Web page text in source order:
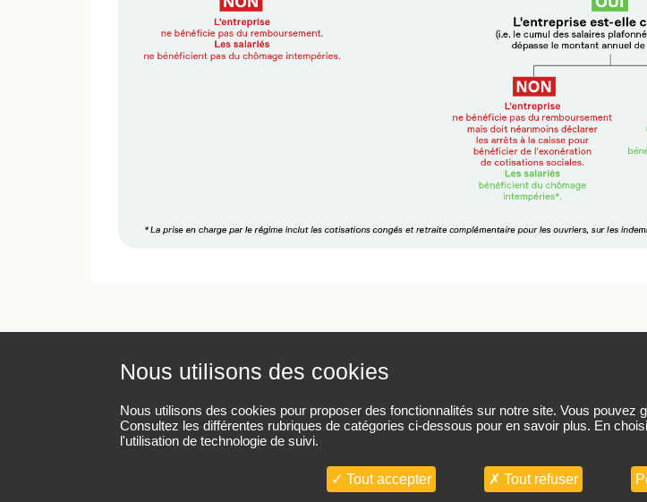
Nous utilisons des cookies
Nous utilisons des cookies pour proposer des fonctionnalités sur notre site. Vous pouvez
Consultez les différentes rubriques de catégories ci-dessous pour en savoir plus. En
l'utilisation de technologie de suivi.
Tout accepter Tout refuser
Mentions légales Protection des données personnelles Plan du site Nous
© CIBTP 2026. Tous